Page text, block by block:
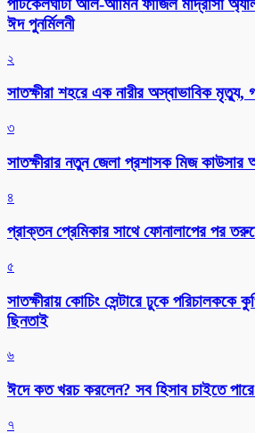
পাটকেলঘাটা আল-আমিন ফাজিল মাদ্রাসা
ঈদ পুনর্মিলনী
২
সাতক্ষীরা শহরে এক নারীর অস্বাভাবিক মৃত্যু,
৩
সাতক্ষীরার নতুন জেলা প্রশাসক মিজ
৪
প্রাক্তন প্রেমিকার সাথে ফোনালাপের পর
৫
সাতক্ষীরায় কোচিং সেন্টারে ঢুকে পরিচালককে
ছিনতাই
৬
ঈদে কত খরচ করলেন? সব হিসাব চাইতে
৭